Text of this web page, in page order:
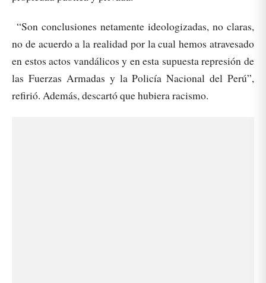
“Son conclusiones netamente ideologizadas, no claras,
no de acuerdo a la realidad por la cual hemos atravesado
en estos actos vandálicos y en esta supuesta represión de
las Fuerzas Armadas y la Policía Nacional del Perú”,
refirió. Además, descartó que hubiera racismo.